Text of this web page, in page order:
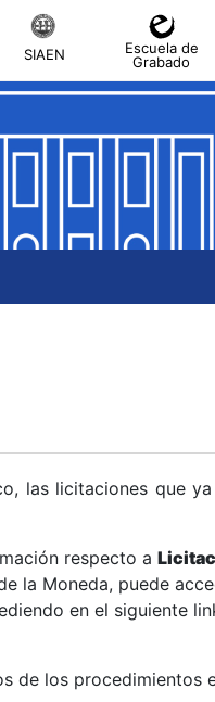
SIAEN
Escuela de
Grabado
las licitaciones que
respecto a
la Moneda, puede
en el siguiente
de los procedimientos